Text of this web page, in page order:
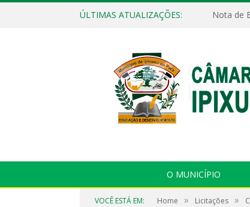
ÚLTIMAS ATUALIZAÇÕES: Nota de
O MUNICÍPIO
VOCÊ ESTÁ EM: Home » Licitações »